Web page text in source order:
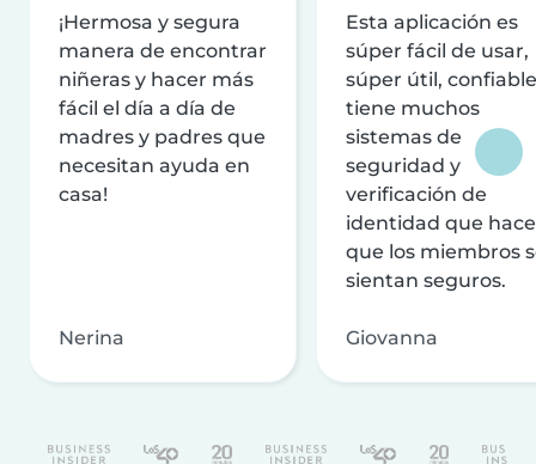
¡Hermosa y segura
manera de encontrar
niñeras y hacer más
fácil el día a día de
madres y padres que
necesitan ayuda en
casa!
Nerina
Esta aplicación es
súper fácil de usar,
súper útil,
tiene muchos
sistemas de
seguridad y
verificación de
identidad que
que los miembros
sientan seguros.
Giovanna